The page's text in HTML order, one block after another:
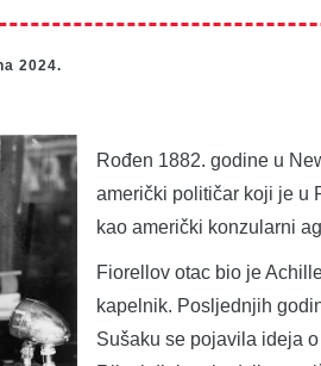
2024.
Rođen 1882. godine u
američki političar koji je u
kao američki konzularni
Fiorellov otac bio je
kapelnik. Posljednjih
Sušaku se pojavila ideja